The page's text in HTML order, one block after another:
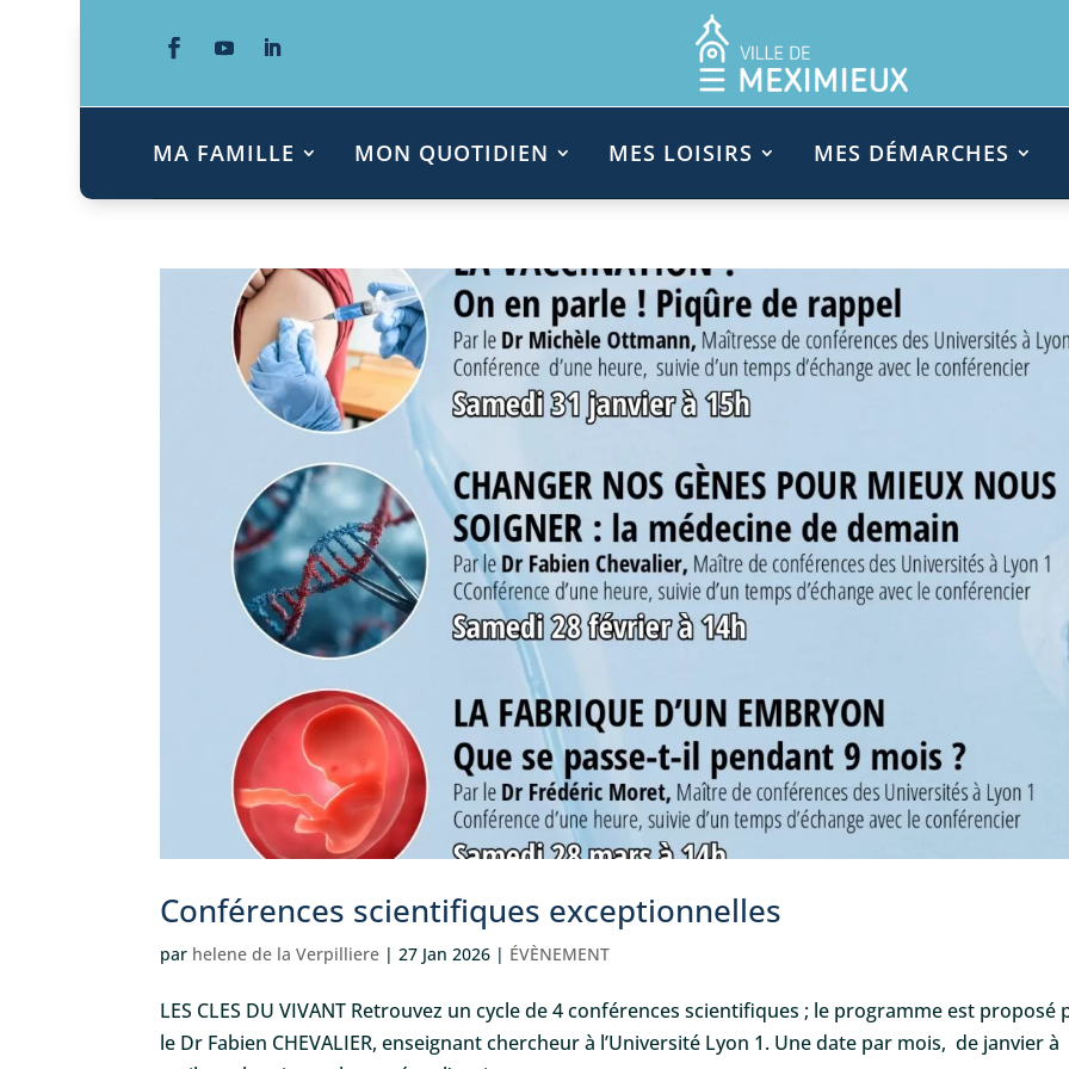
MA FAMILLE MON QUOTIDIEN MES LOISIRS MES DÉMARCHES
Conférences scientifiques exceptionnelles
par helene de la Verpilliere | 27 Jan 2026 | ÉVÈNEMENT
LES CLES DU VIVANT Retrouvez un cycle de 4 conférences scientifiques ; le programme est proposé
le Dr Fabien CHEVALIER, enseignant chercheur à l’Université Lyon 1. Une date par mois, de janvier à